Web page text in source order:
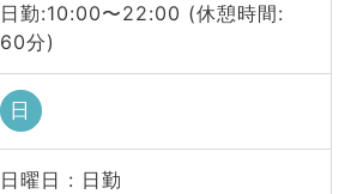
日勤:10:00〜22:00 (休憩時間:
60分)
日
日曜日 : 日勤